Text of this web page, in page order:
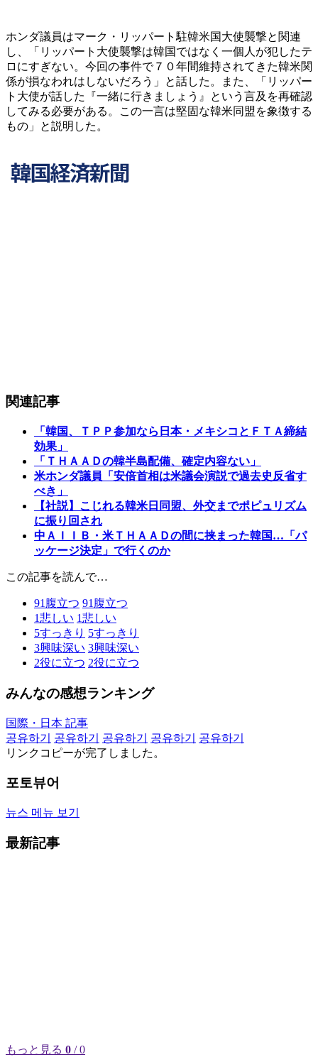
ホンダ議員はマーク・リッパート駐韓米国大使襲撃と関連
し、「リッパート大使襲撃は韓国ではなく一個人が犯したテ
ロにすぎない。今回の事件で７０年間維持されてきた韓米関
係が損なわれはしないだろう」と話した。また、「リッパー
ト大使が話した『一緒に行きましょう』という言及を再確認
してみる必要がある。この一言は堅固な韓米同盟を象徴する
もの」と説明した。
関連記事
「韓国、ＴＰＰ参加なら日本・メキシコとＦＴＡ締結
効果」
「ＴＨＡＡＤの韓半島配備、確定内容ない」
米ホンダ議員「安倍首相は米議会演説で過去史反省す
べき」
【社説】こじれる韓米日同盟、外交までポピュリズム
に振り回され
中ＡＩＩＢ・米ＴＨＡＡＤの間に挟まった韓国…「パ
ッケージ決定」で行くのか
この記事を読んで…
91 腹立つ 91 腹立つ
1悲しい 1悲しい
5すっきり 5すっきり
3興味深い 3興味深い
2役に立つ 2役に立つ
みんなの感想ランキング
国際・日本 記事
공유하기
공유하기 공유하기 공유하기
공유하기
リンクコピーが完了しました。
포토뷰어
뉴스 메뉴 보기
最新記事
もっと見る 0 / 0